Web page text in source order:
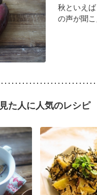
秋といえ
の声が聞
た人に人気のレシピ